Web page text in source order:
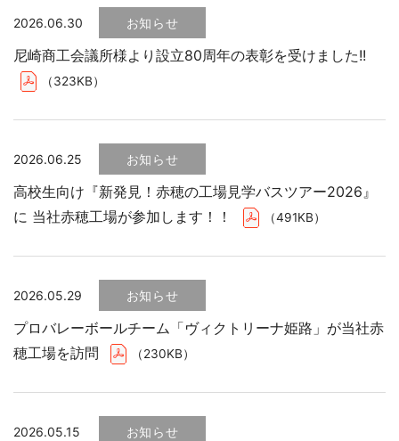
2026.06.30 お知らせ
尼崎商工会議所様より設立80周年の表彰を受けました!!
（323KB）
2026.06.25 お知らせ
高校生向け『新発見！赤穂の工場見学バスツアー2026』
に 当社赤穂工場が参加します！！
（491KB）
2026.05.29 お知らせ
プロバレーボールチーム「ヴィクトリーナ姫路」が当社赤
穂工場を訪問
（230KB）
2026.05.15 お知らせ